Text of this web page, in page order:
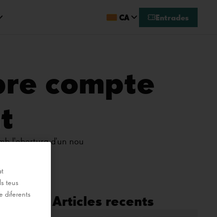
CA Entrades
compte
l'obertura d'un nou
Articles recents
teus
diferents